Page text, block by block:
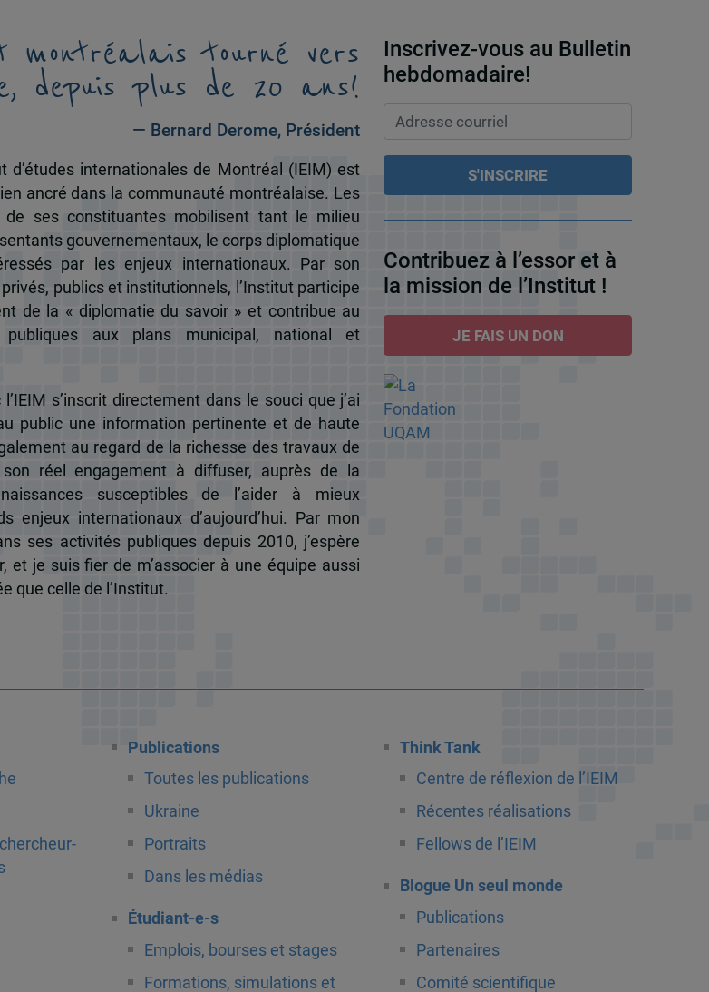
montréalais tourné vers
depuis plus de 20 ans!
— Bernard Derome, Président
d’études internationales de Montréal (IEIM) est
ancré dans la communauté montréalaise. Les
de ses constituantes mobilisent tant le milieu
gouvernementaux, le corps diplomatique
par les enjeux internationaux. Par son
publics et institutionnels, l’Institut participe
de la « diplomatie du savoir » et contribue au
aux plans municipal, national et
s’inscrit directement dans le souci que j’ai
public une information pertinente et de haute
au regard de la richesse des travaux de
réel engagement à diffuser, auprès de la
susceptibles de l’aider à mieux
enjeux internationaux d’aujourd’hui. Par mon
ses activités publiques depuis 2010, j’espère
et je suis fier de m’associer à une équipe aussi
que celle de l’Institut.
Inscrivez-vous au Bulletin
hebdomadaire!
Contribuez à l’essor et à
la mission de l’Institut !
JE FAIS UN DON
Publications
Toutes les publications
Ukraine
Portraits
Dans les médias
Étudiant-e-s
Emplois, bourses et stages
Formations, simulations et
Think Tank
Centre de réflexion de l’IEIM
Récentes réalisations
Fellows de l’IEIM
Blogue Un seul monde
Publications
Partenaires
Comité scientifique